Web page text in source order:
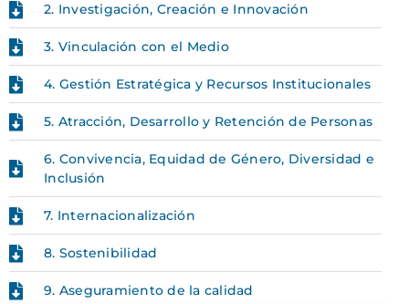
2. Investigación, Creación e Innovación
3. Vinculación con el Medio
4. Gestión Estratégica y Recursos Institucionales
5. Atracción, Desarrollo y Retención de Personas
6. Convivencia, Equidad de Género, Diversidad e
Inclusión
7. Internacionalización
8. Sostenibilidad
9. Aseguramiento de la calidad